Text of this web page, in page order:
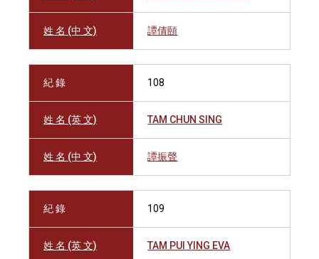
姓 名 (中 文) 譚倩頤
紀 錄 108
姓 名 (英 文) TAM CHUN SING
姓 名 (中 文) 譚振聲
紀 錄 109
姓 名 (英 文) TAM PUI YING EVA